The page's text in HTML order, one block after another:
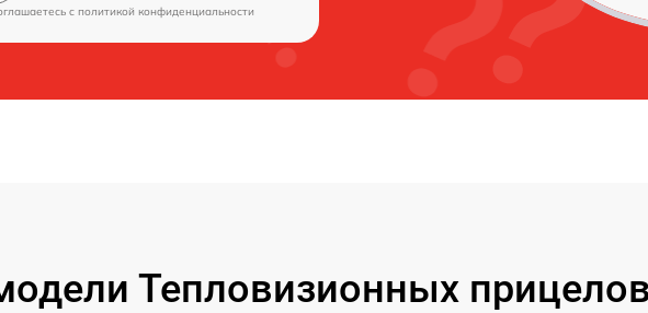
c политикой конфиденциальности
Тепловизионных